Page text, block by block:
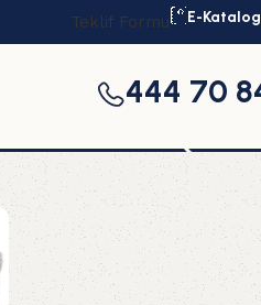
Teklif Formu E-Katalog
444 70
üretimi